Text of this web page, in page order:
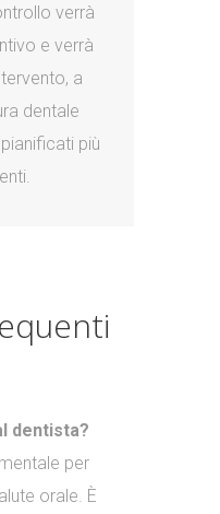
verrà
e verrà
a
dentale
più
dentista?
per
orale. È